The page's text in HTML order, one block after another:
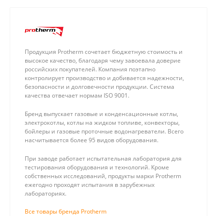
Продукция Protherm сочетает бюджетную стоимость и
высокое качество, благодаря чему завоевала доверие
российских покупателей. Компания поэтапно
контролирует производство и добивается надежности,
безопасности и долговечности продукции. Система
качества отвечает нормам ISO 9001.
Бренд выпускает газовые и конденсационные котлы,
электрокотлы, котлы на жидком топливе, конвекторы,
бойлеры и газовые проточные водонагреватели. Всего
насчитывается более 95 видов оборудования.
При заводе работает испытательная лаборатория для
тестирования оборудования и технологий. Кроме
собственных исследований, продукты марки Protherm
ежегодно проходят испытания в зарубежных
лабораториях.
Все товары бренда Protherm